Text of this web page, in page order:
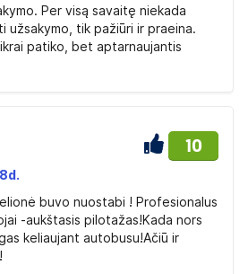
Per visą savaitę niekada
užsakymo, tik pažiūri ir praeina.
patiko, bet aptarnaujantis
10
buvo nuostabi ! Profesionalus
-aukštasis pilotažas!Kada nors
keliaujant autobusu!Ačiū ir